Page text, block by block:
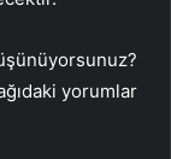
yorumlar